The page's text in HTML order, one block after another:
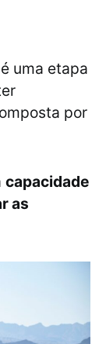
é uma etapa
por
capacidade
as